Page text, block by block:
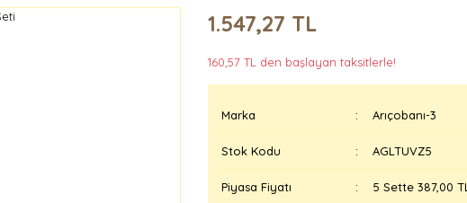
1.547,27 TL
160,57 TL den başlayan taksitlerle!
Marka Arıçobanı-3
Stok Kodu AGLTUVZ5
Piyasa Fiyatı 5 Sette 387,00 TL